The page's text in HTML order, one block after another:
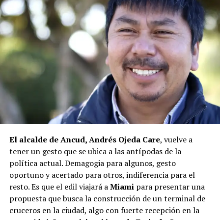
pero que se ha solicitado priorizar proyectos que estén
en línea con una disminución de los montos disponibles,
agregando que en su comuna tienen iniciativas
aprobadas que aún esperan financiamiento, como la
infraestructura del Club Deportivo Bernardo O’Higgins
y el cierre perimetral del Club Deportivo Aucar, obras
fundamentales para el desarrollo comunitario.
El alcalde de Quemchi, Javier Ugarte, expresó una
situación similar, señalando que en su comuna tienen
que hasta la fecha no han recibido respuesta clara sobre
si se entregarán los recursos.“Preocupa esta situación,
estos son proyectos que vienen trabajándose desde
hace tiempo y que hoy están en riesgo por la falta de
financiamiento”,declaró.
En la comuna deCuraco de Vélez, la alcaldesa Javiera
El alcalde de Ancud, Andrés Ojeda Care, vuelve a
tener un gesto que se ubica a las antípodas de la
política actual. Demagogia para algunos, gesto
oportuno y acertado para otros, indiferencia para el
resto. Es que el edil viajará aMiamipara presentar una
propuesta que busca la construcción de un terminal de
cruceros en la ciudad, algo con fuerte recepción en la